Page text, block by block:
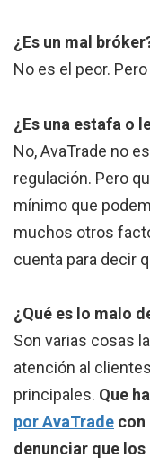
¿Es un mal
No es el peor.
¿Es una estafa o
No, AvaTrade no
regulación. Pero
mínimo que
muchos otros
cuenta para decir
¿Qué es lo malo
Son varias cosas
atención al
principales. Que
por AvaTrade con
denunciar que